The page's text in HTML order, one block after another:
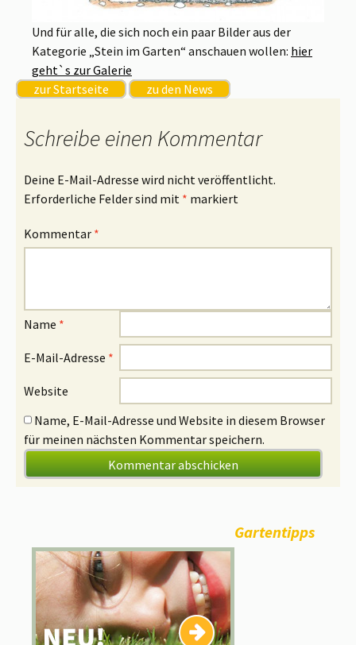
Und für alle, die sich noch ein paar Bilder aus der
Kategorie „Stein im Garten“ anschauen wollen: hier
geht`s zur Galerie
zur Startseite
zu den News
Schreibe einen Kommentar
Deine E-Mail-Adresse wird nicht veröffentlicht.
Erforderliche Felder sind mit * markiert
Kommentar *
Name *
E-Mail-Adresse *
Website
Name, E-Mail-Adresse und Website in diesem Browser
für meinen nächsten Kommentar speichern.
Gartentipps